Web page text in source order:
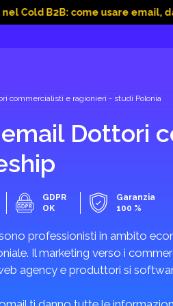
B2B: come usare email, dati
commercialisti e ragionieri - studi Polonia
Dottori
GDPR
OK
Garanzia
100 %
professionisti in ambito
Il marketing verso i
agency e produttori si